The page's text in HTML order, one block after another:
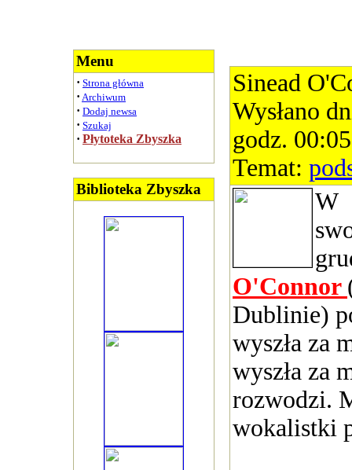
Menu
· Strona główna
· Archiwum
· Dodaj newsa
· Szukaj
· Płytoteka Zbyszka
Biblioteka Zbyszka
Sinead
Wysłano
godz.
Temat:
W
O'Connor
Dublinie)
wyszła za
wyszła za
rozwodzi.
wokalistki